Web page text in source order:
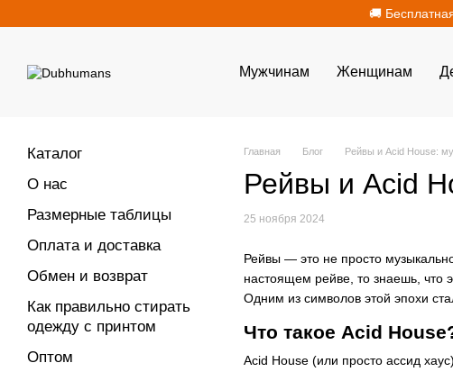
🚚
Мужчинам Женщинам
Главная Блог Рейвы и Acid House:
Рейвы и Acid
25 ноября 2024
Рейвы — это не просто
настоящем рейве, то знаешь, что
Одним из символов этой эпохи
Что такое Acid
Acid House (или просто ассид
Каталог
О нас
Размерные таблицы
Оплата и доставка
Обмен и возврат
Как правильно стирать
одежду с принтом
Оптом